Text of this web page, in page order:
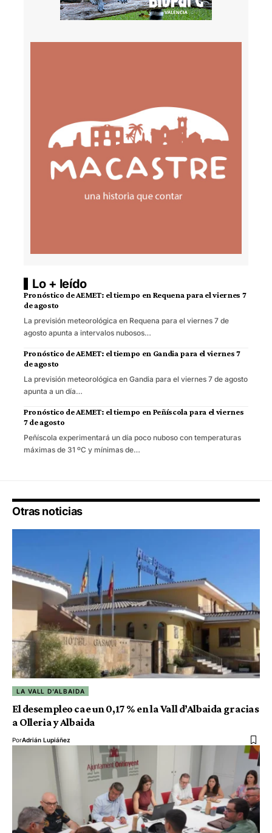
Lo + leído
Pronóstico de AEMET: el tiempo en Requena para el viernes 7
de agosto
La previsión meteorológica en Requena para el viernes 7 de
agosto apunta a intervalos nubosos…
Pronóstico de AEMET: el tiempo en Gandia para el viernes 7
de agosto
La previsión meteorológica en Gandia para el viernes 7 de agosto
apunta a un día…
Pronóstico de AEMET: el tiempo en Peñíscola para el viernes
7 de agosto
Peñíscola experimentará un día poco nuboso con temperaturas
máximas de 31 ºC y mínimas de…
Otras noticias
LA VALL D'ALBAIDA
El desempleo cae un 0,17 % en la Vall d’Albaida gracias
a Olleria y Albaida
PorAdrián Lupiáñez